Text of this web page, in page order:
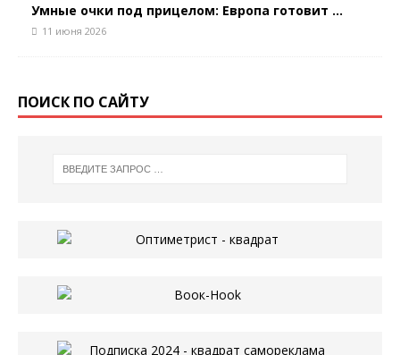
Умные очки под прицелом: Европа готовит ...
11 июня 2026
ПОИСК ПО САЙТУ